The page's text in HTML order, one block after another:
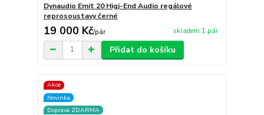
Dynaudio Emit 20 Higj-End Audio regálové
reprosoustavy černé
19 000 Kč/pár skladem 1 pár
Přidat do košíku
Akce
Novinka
Doprava ZDARMA